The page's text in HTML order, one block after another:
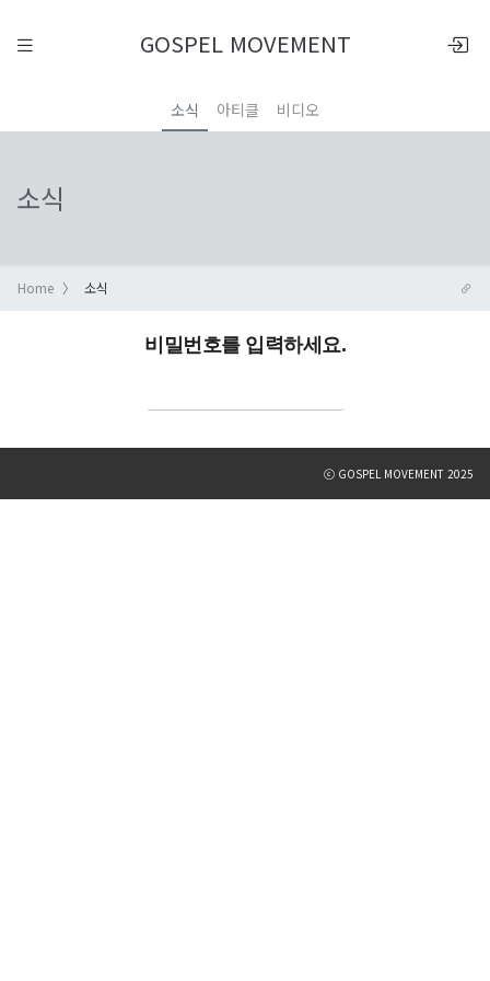
GOSPEL MOVEMENT
소식 아티클 비디오
소식
Home 소식
비밀번호를 입력하세요.
ⓒ GOSPEL MOVEMENT 2025